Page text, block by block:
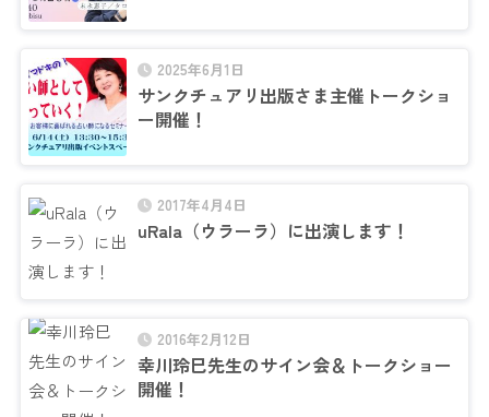
2025年6月1日
サンクチュアリ出版さま主催トークショ
ー開催！
2017年4月4日
uRala（ウラーラ）に出演します！
2016年2月12日
幸川玲巳先生のサイン会＆トークショー
開催！